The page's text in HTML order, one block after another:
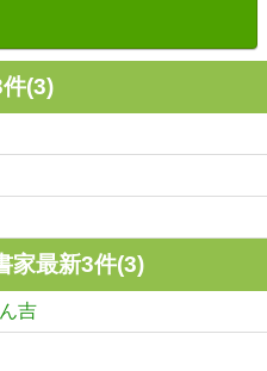
(3)
家最新3件(3)
吉